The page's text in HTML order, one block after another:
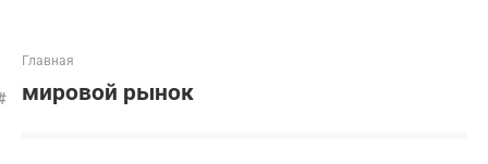
Главная
мировой рынок